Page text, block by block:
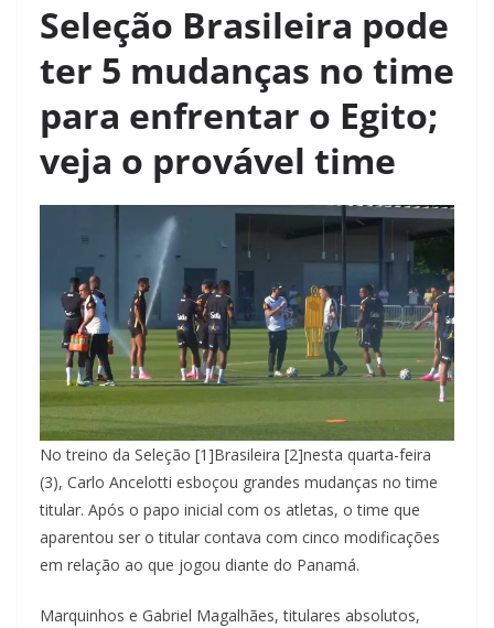
Seleção Brasileira pode
ter 5 mudanças no time
para enfrentar o Egito;
veja o provável time
No treino da Seleção [1]Brasileira [2]nesta quarta-feira
(3), Carlo Ancelotti esboçou grandes mudanças no time
titular. Após o papo inicial com os atletas, o time que
aparentou ser o titular contava com cinco modificações
em relação ao que jogou diante do Panamá.
Marquinhos e Gabriel Magalhães, titulares absolutos,